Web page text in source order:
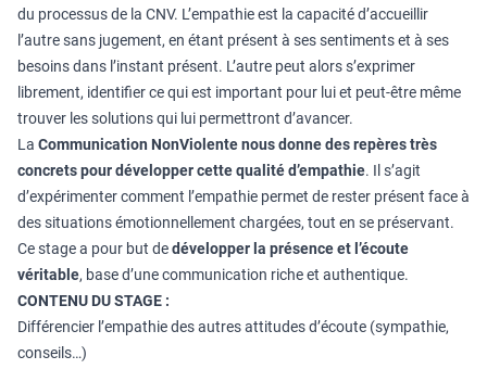
du processus de la CNV. L’empathie est la capacité d’accueillir
l’autre sans jugement, en étant présent à ses sentiments et à ses
besoins dans l’instant présent. L’autre peut alors s’exprimer
librement, identifier ce qui est important pour lui et peut-être même
trouver les solutions qui lui permettront d’avancer.
La Communication NonViolentenous donne des repères très
concrets pour développer cette qualité d’empathie. Il s’agit
d’expérimenter comment l’empathie permet de rester présent face à
des situations émotionnellement chargées, tout en se préservant.
Ce stage a pour but dedévelopper la présence et l’écoute
véritable, base d’une communication riche et authentique.
CONTENU DU STAGE :
Différencier l’empathie des autres attitudes d’écoute (sympathie,
conseils…)